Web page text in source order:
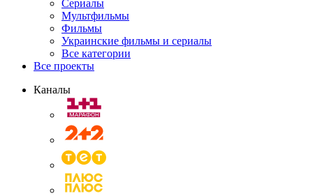
Сериалы
Мультфильмы
Фильмы
Украинские фильмы и сериалы
Все категории
Все проекты
Каналы